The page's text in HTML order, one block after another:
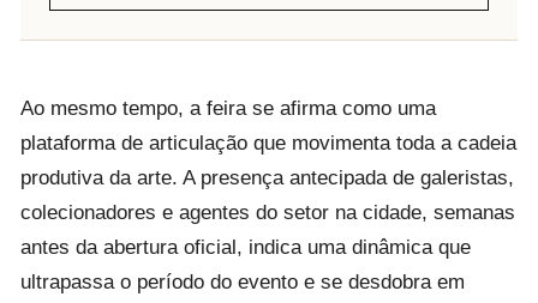
Ao mesmo tempo, a feira se afirma como uma
plataforma de articulação que movimenta toda a cadeia
produtiva da arte. A presença antecipada de galeristas,
colecionadores e agentes do setor na cidade, semanas
antes da abertura oficial, indica uma dinâmica que
ultrapassa o período do evento e se desdobra em